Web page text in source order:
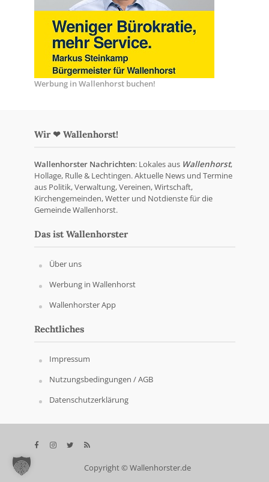
Werbung in Wallenhorst buchen!
Wir ❤ Wallenhorst!
Wallenhorster Nachrichten: Lokales aus Wallenhorst,
Hollage, Rulle & Lechtingen. Aktuelle News und Termine
aus Politik, Verwaltung, Vereinen, Wirtschaft,
Kirchengemeinden, Wetter und Notdienste für die
Gemeinde Wallenhorst.
Das ist Wallenhorster
Über uns
Werbung in Wallenhorst
Wallenhorster App
Rechtliches
Impressum
Nutzungsbedingungen / AGB
Datenschutzerklärung
Copyright © Wallenhorster.de